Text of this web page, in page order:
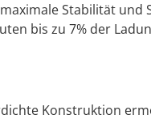
Sta­bil­ität und
bis zu 7% der
Kon­struk­tion